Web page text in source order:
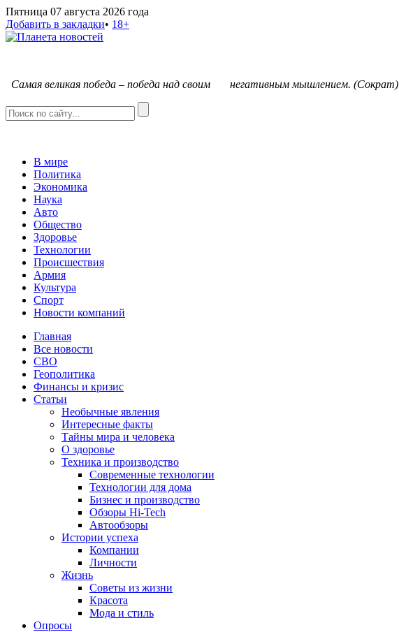
Пятница 07 августа 2026 года
Добавить в закладки• 18+
Самая великая победа – победа над своим негативным мышлением. (Сократ)
В мире
Политика
Экономика
Наука
Авто
Общество
Здоровье
Технологии
Происшествия
Армия
Культура
Спорт
Новости компаний
Главная
Все новости
СВО
Геополитика
Финансы и кризис
Статьи
Необычные явления
Интересные факты
Тайны мира и человека
О здоровье
Техника и производство
Современные технологии
Технологии для дома
Бизнес и производство
Обзоры Hi-Tech
Автообзоры
Истории успеха
Компании
Личности
Жизнь
Советы из жизни
Красота
Мода и стиль
Опросы